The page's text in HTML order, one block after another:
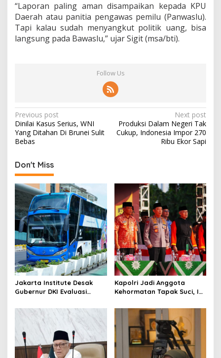
“Laporan paling aman disampaikan kepada KPU
Daerah atau panitia pengawas pemilu (Panwaslu).
Tapi kalau sudah menyangkut politik uang, bisa
langsung pada Bawaslu,” ujar Sigit (msa/bti).
Follow Us
P
o
s
t
n
a
v
i
g
a
t
i
o
n
Previous post
Dinilai Kasus Serius, WNI
Yang Ditahan Di Brunei Sulit
Bebas
Next post
Produksi Dalam Negeri Tak
Cukup, Indonesia Impor 270
Ribu Ekor Sapi
Don't Miss
Jakarta Institute Desak
Gubernur DKI Evaluasi
Penumpang Diturunkan
Kapolri Jadi Anggota
Kehormatan Tapak Suci, Ini